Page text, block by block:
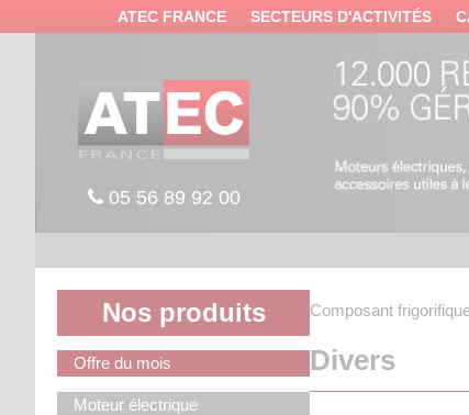
ATEC FRANCE SECTEURS D'ACTIVITÉS
05 56 89 92 00
Nos produits
Offre du mois
Moteur électrique
Composant
Divers
Panneau de gestion des cookies